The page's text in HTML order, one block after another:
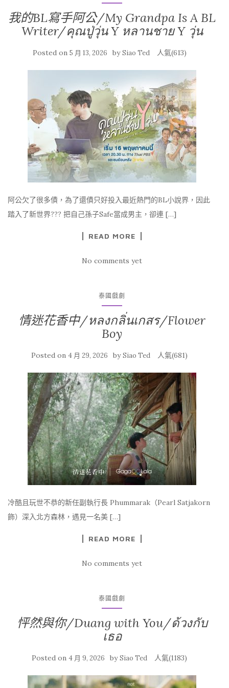
我的BL寫手阿公/My Grandpa Is A BL
Writer/คุณปู่วุ่น Y หลานชาย Y วุ่น
Posted on 5 月 13, 2026 bySiao Ted 人氣(613)
阿公欠了很多債，為了還債只好投入最近熱門的BL小說界，因此
踏入了新世界??? 把自己孫子Safe當成男主，卻連 […]
READ MORE
No comments yet
泰國戲劇
情迷花香中/หลงกลิ่นเกสร/Flower
Boy
Posted on 4 月 29, 2026 bySiao Ted 人氣(681)
冷酷且玩世不恭的新任副執行長 Phummarak（Pearl Satjakorn
飾）深入北方森林，遇見一名美 […]
READ MORE
No comments yet
泰國戲劇
怦然與你/Duang with You/ด้วงกับ
เธอ
Posted on 4 月 9, 2026 bySiao Ted 人氣(1183)